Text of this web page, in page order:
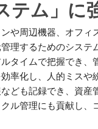
運用代行
コンテンツ制作
コンサルティング
マーケティング
ゲーム
その他
テム」に
や周辺機器、オフィ
理するためのシステ
タイムで把握でき、
率化し、人的ミスや
ども記録でき、資産
ル管理にも貢献し、